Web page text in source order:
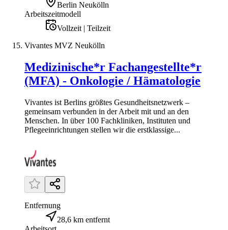
Berlin Neukölln
Arbeitszeitmodell
Vollzeit | Teilzeit
Vivantes MVZ Neukölln
Medizinische*r Fachangestellte*r
(MFA) - Onkologie / Hämatologie
Vivantes ist Berlins größtes Gesundheitsnetzwerk –
gemeinsam verbunden in der Arbeit mit und an den
Menschen. In über 100 Fachkliniken, Instituten und
Pflegeeinrichtungen stellen wir die erstklassige...
Entfernung
28,6 km entfernt